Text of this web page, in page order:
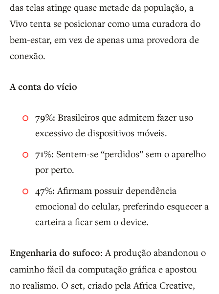
das telas atinge quase metade da população, a
Vivo tenta se posicionar como uma curadora do
bem-estar, em vez de apenas uma provedora de
conexão.
A conta do vício
79%: Brasileiros que admitem fazer uso
excessivo de dispositivos móveis.
71%: Sentem-se “perdidos” sem o aparelho
por perto.
47%: Afirmam possuir dependência
emocional do celular, preferindo esquecer a
carteira a ficar sem o device.
Engenharia do sufoco: A produção abandonou o
caminho fácil da computação gráfica e apostou
no realismo. O set, criado pela Africa Creative,